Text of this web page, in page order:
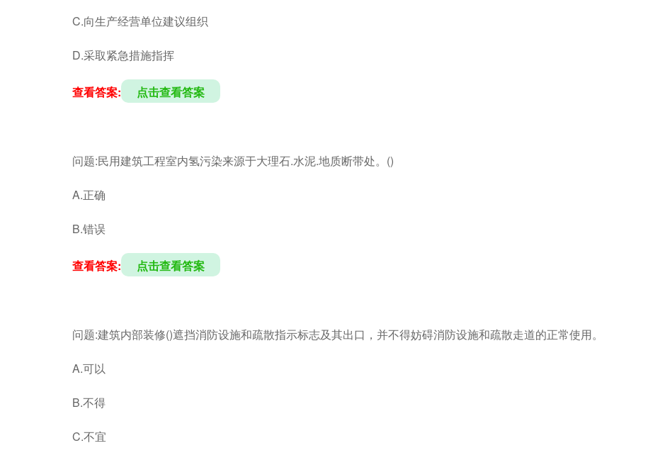
C.向生产经营单位建议组织
D.采取紧急措施指挥
查看答案: 点击查看答案
问题:民用建筑工程室内氢污染来源于大理石.水泥.地质断带处。()
A.正确
B.错误
查看答案: 点击查看答案
问题:建筑内部装修()遮挡消防设施和疏散指示标志及其出口，并不得妨碍消防设施和疏散走道的正常使用。
A.可以
B.不得
C.不宜